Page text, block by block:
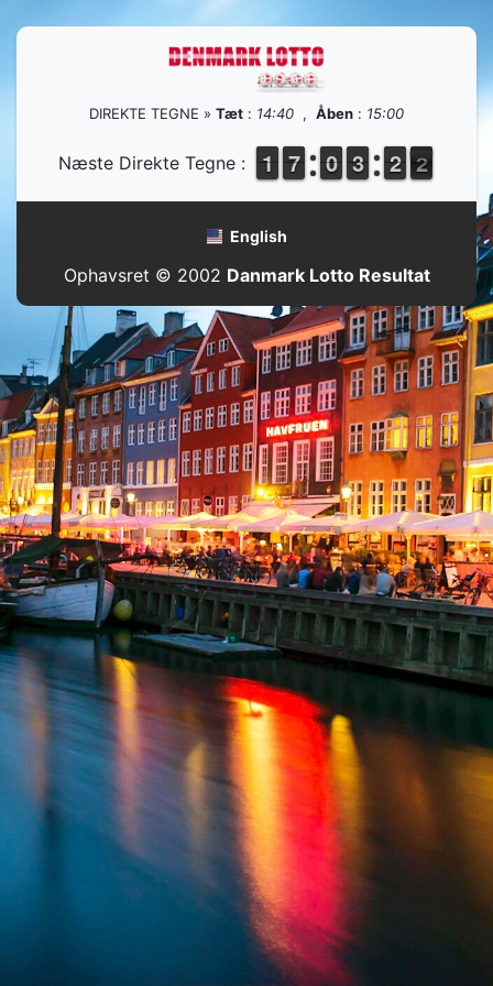
DIREKTE TEGNE » Tæt : 14:40 , Åben : 15:00
Næste Direkte Tegne : 1
1
1
1 6
6
7
7 9
9
0
0 2
2
3
3 1
1
2
2 2
1
English
Ophavsret © 2002 Danmark Lotto Resultat